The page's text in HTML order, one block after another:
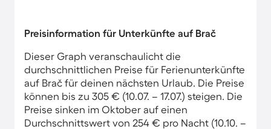
Preisinformation für Unterkünfte auf Brač
Dieser Graph veranschaulicht die
durchschnittlichen Preise für Ferienunterkünfte
auf Brač für deinen nächsten Urlaub. Die Preise
können bis zu 305 € (10.07. – 17.07.) steigen. Die
Preise sinken im Oktober auf einen
Durchschnittswert von 254 € pro Nacht (10.10. –